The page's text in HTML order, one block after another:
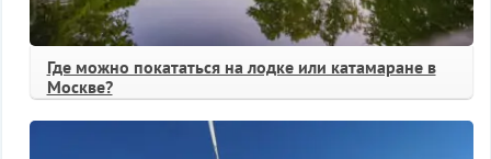
Где можно покататься на лодке или катамаране в
Москве?